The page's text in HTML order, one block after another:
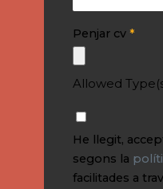
Penjar cv *
Allowed
He llegit,
segons la
facilitades a